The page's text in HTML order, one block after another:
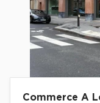
Plateaux opérés à
Plateaux opérés à
Plateaux opérés à
Plateaux opérés à
Commerce A